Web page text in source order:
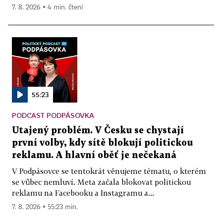
7. 8. 2026 ▪ 4 min. čtení
55:23
PODCAST PODPÁSOVKA
Utajený problém. V Česku se chystají
první volby, kdy sítě blokují politickou
reklamu. A hlavní oběť je nečekaná
V Podpásovce se tentokrát věnujeme tématu, o kterém
se vůbec nemluví. Meta začala blokovat politickou
reklamu na Facebooku a Instagramu a...
7. 8. 2026 ▪ 55:23 min.